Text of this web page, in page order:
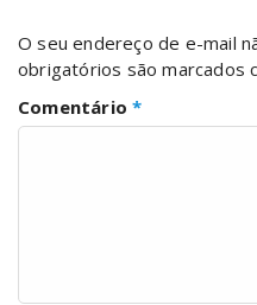
O seu endereço de e-mail
obrigatórios são marcados
Comentário*